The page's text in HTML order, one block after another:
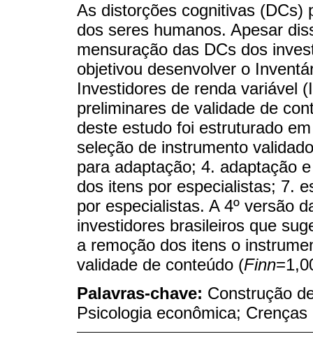
As distorções cognitivas (DCs)
dos seres humanos. Apesar
mensuração das DCs dos
objetivou desenvolver o
Investidores de renda variável
preliminares de validade de
deste estudo foi estruturado
seleção de instrumento
para adaptação; 4. adaptação
dos itens por especialistas; 7.
por especialistas. A 4º versão
investidores brasileiros que
a remoção dos itens o
validade de conteúdo (Finn
Palavras-chave: Construção
Psicologia econômica;